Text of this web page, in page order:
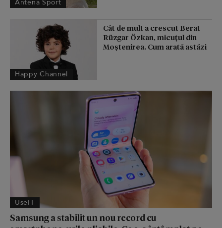
Antena Sport
Happy Channel
Cât de mult a crescut Berat
Rüzgar Özkan, micuțul din
Moștenirea. Cum arată astăzi
UseIT
Samsung a stabilit un nou record cu